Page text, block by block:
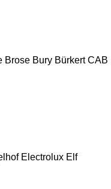
Brose Bury Bürkert CAB
Electrolux Elf